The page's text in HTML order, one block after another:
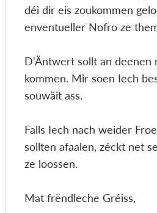
déi dir eis zoukommen
enventueller Nofro ze
D'Äntwert sollt an deenen
kommen. Mir soen Iech
souwäit ass.
Falls Iech nach weider
sollten afaalen, zéckt net
ze loossen.
Mat frëndleche Gréiss,